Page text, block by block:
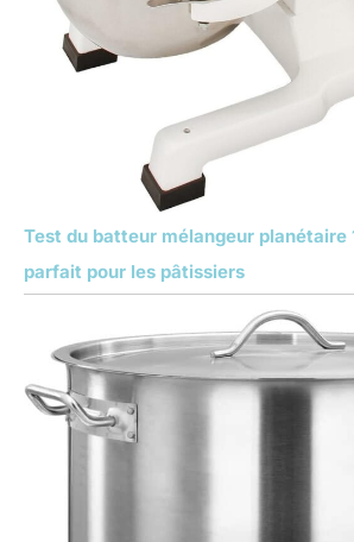
Test du batteur mélangeur planétaire
parfait pour les pâtissiers